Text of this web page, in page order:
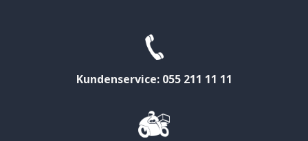
Kundenservice: 055 211 11 11